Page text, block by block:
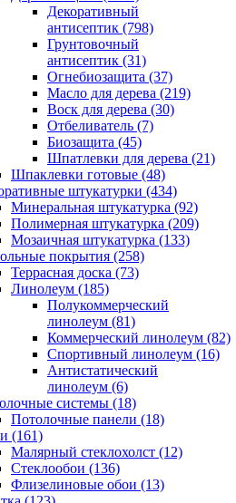
Декоративный
антисептик (798)
Грунтовочный
антисептик (31)
Огнебиозащита (37)
Масло для дерева (219)
Воск для дерева (30)
Отбеливатель (7)
Биозащита (45)
Шпатлевки для дерева (21)
Шпаклевки готовые (48)
штукатурки (434)
Минеральная штукатурка (92)
Полимерная штукатурка (209)
Мозаичная штукатурка (133)
покрытия (258)
Террасная доска (73)
Линолеум (185)
Полукоммерческий
линолеум (81)
Коммерческий линолеум (82)
Спортивный линолеум (16)
Антистатический
линолеум (6)
системы (18)
Потолочные панели (18)
(161)
Малярный стеклохолст (12)
Стеклообои (136)
Флизелиновые обои (13)